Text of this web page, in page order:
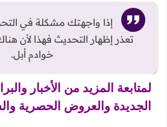
إذا واجهتك مشكلة في
تعذر إظهار التحديث فهذا لأن
خوادم أبل.
لمتابعة المزيد من الأخبار
الجديدة والعروض الحصرية